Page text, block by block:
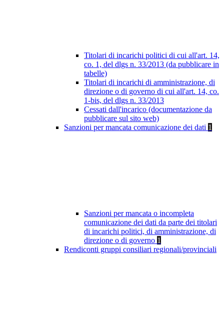
Titolari di incarichi politici di cui all'art. 14,
co. 1, del dlgs n. 33/2013 (da pubblicare in
tabelle)
Titolari di incarichi di amministrazione, di
direzione o di governo di cui all'art. 14, co.
1-bis, del dlgs n. 33/2013
Cessati dall'incarico (documentazione da
pubblicare sul sito web)
Sanzioni per mancata comunicazione dei dati 1
Sanzioni per mancata o incompleta
comunicazione dei dati da parte dei titolari
di incarichi politici, di amministrazione, di
direzione o di governo 1
Rendiconti gruppi consiliari regionali/provinciali